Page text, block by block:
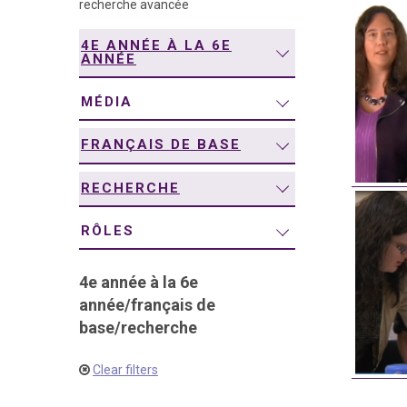
recherche avancée
4E ANNÉE À LA 6E
ANNÉE
MÉDIA
FRANÇAIS DE BASE
RECHERCHE
RÔLES
4e année à la 6e
année/français de
base/recherche
Clear filters